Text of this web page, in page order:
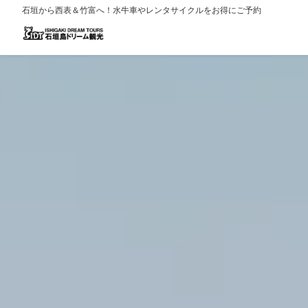
石垣から西表＆竹富へ！水牛車やレンタサイクルをお得にご予約